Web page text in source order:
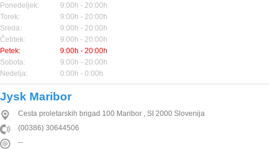
Ponedeljek:
9:00h - 20:00h
Torek:
9:00h - 20:00h
Sreda:
9:00h - 20:00h
Četrtek:
9:00h - 20:00h
Petek:
9:00h - 20:00h
Sobota:
9:00h - 20:00h
Nedelja:
0:00h - 0:00h
Jysk Maribor
Cesta proletarskih brigad 100 Maribor , SI 2000 Slovenija
(00386) 30644506
--